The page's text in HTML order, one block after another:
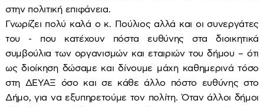
στην πολιτική επιφάνεια.
Γνωρίζει πολύ καλά ο κ. Πούλιος αλλά και οι συνεργάτες
του - που κατέχουν πόστα ευθύνης στα διοικητικά
συμβούλια των οργανισμών και εταιριών του δήμου – ότι
ως διοίκηση δώσαμε και δίνουμε μάχη καθημερινά τόσο
στη ΔΕΥΑΞ όσο και σε κάθε άλλο πόστο ευθύνης στο
Δήμο, για να εξυπηρετούμε τον πολίτη. Όταν άλλοι δήμοι